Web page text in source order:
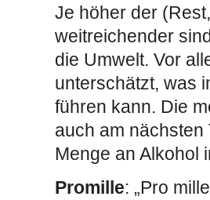
Je höher der
weitreichender
die Umwelt. Vor
unterschätzt, was
führen kann. Die
auch am
Menge an Alkohol
Promille: „Pro